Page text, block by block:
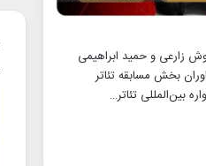
زارعی و حمید ابراهیمی
بخش مسابقه تئاتر
بین‌المللی تئاتر…